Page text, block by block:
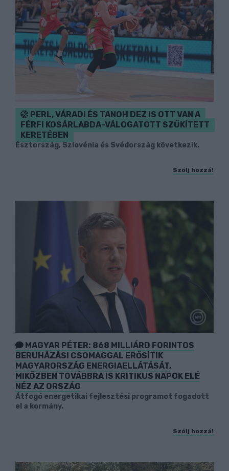
PERL, VÁRADI ÉS TANOH DEZ IS OTT VAN A
FÉRFI KOSÁRLABDA-VÁLOGATOTT SZŰKÍTETT
KERETÉBEN
Észtország, Szlovénia és Svédország következik.
Szólj hozzá!
MAGYAR PÉTER: 868 MILLIÁRD FORINTOS
BERUHÁZÁSI CSOMAGGAL ERŐSÍTIK
MAGYARORSZÁG ENERGIAELLÁTÁSÁT,
MIKÖZBEN TOVÁBBRA IS KRITIKUS NAPOK ELÉ
NÉZ AZ ORSZÁG
Átfogó energetikai fejlesztési programot fogadott
el a kormány.
Szólj hozzá!